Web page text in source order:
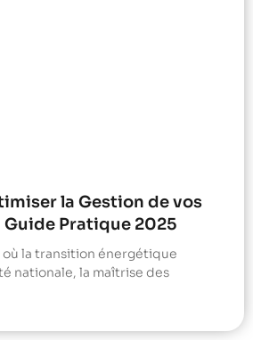
la Gestion de vos
Guide Pratique 2025
où la transition énergétique
nationale, la maîtrise des